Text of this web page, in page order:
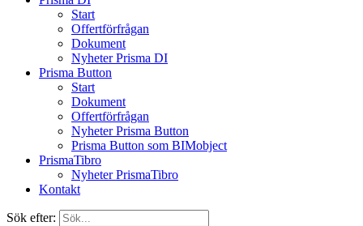
Start
Offertförfrågan
Dokument
Nyheter Prisma DI
Prisma Button
Start
Dokument
Offertförfrågan
Nyheter Prisma Button
Prisma Button som BIMobject
PrismaTibro
Nyheter PrismaTibro
Kontakt
Sök efter: